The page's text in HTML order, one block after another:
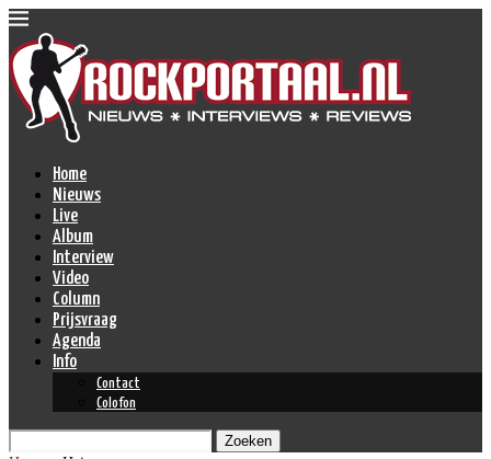
Home
Nieuws
Live
Album
Interview
Video
Column
Prijsvraag
Agenda
Info
Contact
Colofon
Zoeken